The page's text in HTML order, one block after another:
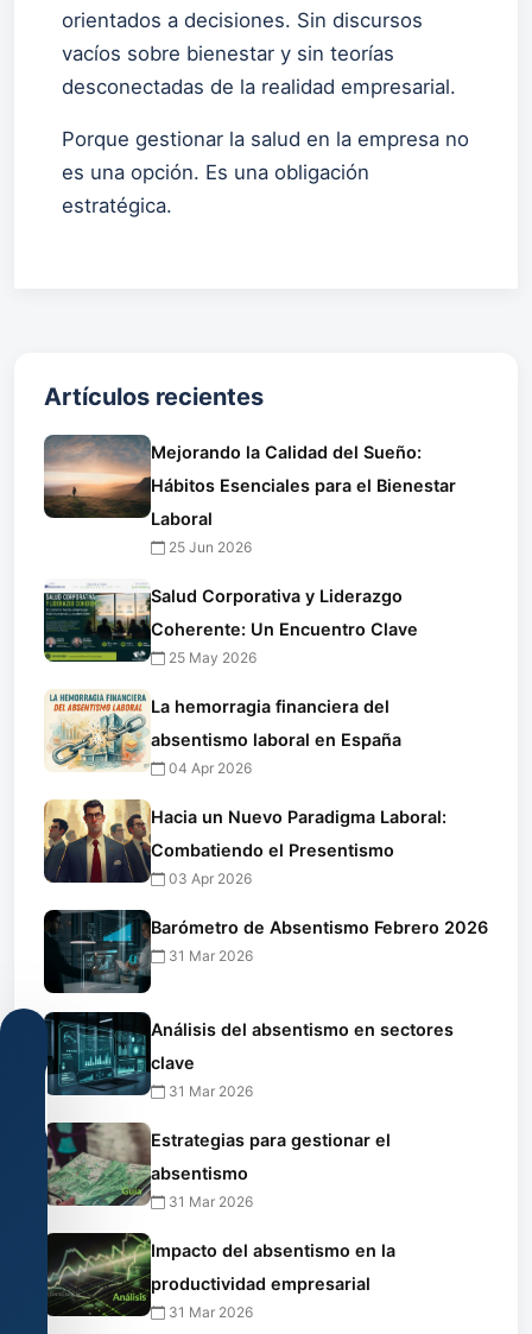
orientados a decisiones. Sin discursos
vacíos sobre bienestar y sin teorías
desconectadas de la realidad empresarial.
Porque gestionar la salud en la empresa no
es una opción. Es una obligación
estratégica.
Artículos recientes
Mejorando la Calidad del Sueño:
Hábitos Esenciales para el Bienestar
Laboral
25 Jun 2026
Salud Corporativa y Liderazgo
Coherente: Un Encuentro Clave
25 May 2026
La hemorragia financiera del
absentismo laboral en España
04 Apr 2026
Hacia un Nuevo Paradigma Laboral:
Combatiendo el Presentismo
03 Apr 2026
Barómetro de Absentismo Febrero 2026
31 Mar 2026
Análisis del absentismo en sectores
clave
31 Mar 2026
Estrategias para gestionar el
absentismo
31 Mar 2026
Impacto del absentismo en la
productividad empresarial
31 Mar 2026
Configuración
de
Usamos
cookies
técnicas
y,